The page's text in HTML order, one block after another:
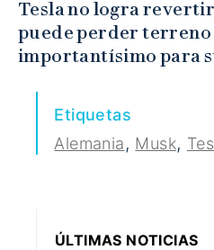
Tesla no logra
puede perder terreno
importantísimo para
Etiquetas
Alemania, Musk,
ÚLTIMAS NOTICIAS